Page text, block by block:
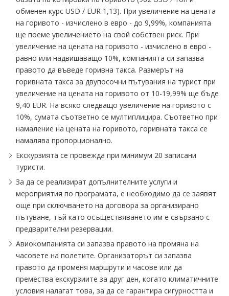
обменен курс USD ∕ EUR 1,13). При увеличение на цената
на горивото - изчислено в евро - до 9,99%, компанията
ще поеме увеличението на свой собствен риск. При
увеличение на цената на горивото - изчислено в евро -
равно или надвишаващо 10%, компанията си запазва
правото да въведе горивна такса. Размерът на
горивната такса за двупосочни пътувания на турист при
увеличение на цената на горивото от 10-19,99% ще бъде
9,40 EUR. На всяко следващо увеличение на горивото с
10%, сумата съответно се мултиплицира. Съответно при
намаление на цената на горивото, горивната такса се
намалява пропорционално.
Екскурзията се провежда при минимум 20 записани
туристи.
За да се реализират допълнителните услуги и
мероприятия по програмата, е необходимо да се заявят
още при сключването на договора за организирано
пътуване, тъй като осъществяването им е свързано с
предварителни резервации.
Авиокомпанията си запазва правото на промяна на
часовете на полетите. Организаторът си запазва
правото да променя маршрути и часове или да
премества екскурзиите за друг ден, когато климатичните
условия налагат това, за да се гарантира сигурността и